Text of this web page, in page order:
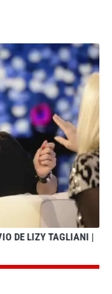
DE LIZY TAGLIANI |